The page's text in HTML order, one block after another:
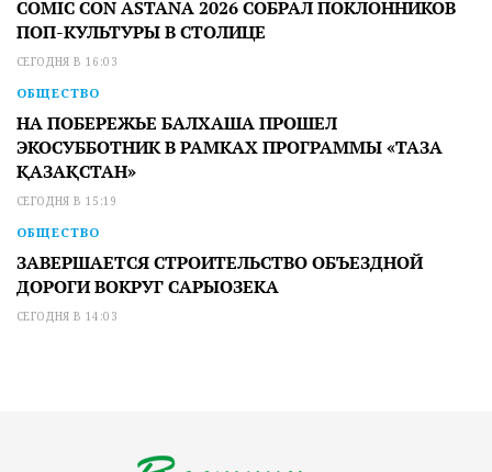
COMIC CON ASTANA 2026 СОБРАЛ ПОКЛОННИКОВ
ПОП-КУЛЬТУРЫ В СТОЛИЦЕ
СЕГОДНЯ В 16:03
ОБЩЕСТВО
НА ПОБЕРЕЖЬЕ БАЛХАША ПРОШЕЛ
ЭКОСУББОТНИК В РАМКАХ ПРОГРАММЫ «ТАЗА
ҚАЗАҚСТАН»
СЕГОДНЯ В 15:19
ОБЩЕСТВО
ЗАВЕРШАЕТСЯ СТРОИТЕЛЬСТВО ОБЪЕЗДНОЙ
ДОРОГИ ВОКРУГ САРЫОЗЕКА
СЕГОДНЯ В 14:03